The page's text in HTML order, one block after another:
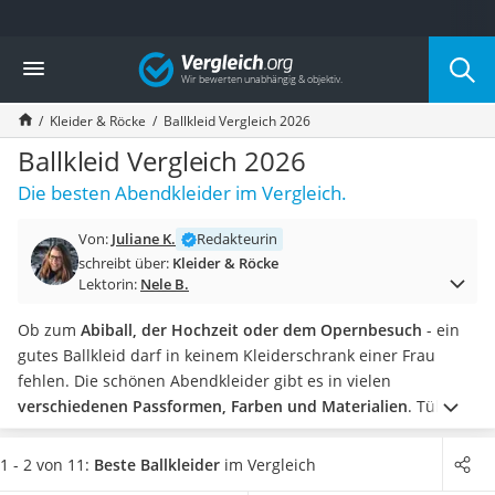
Die beliebtesten Vergleiche nach Kategorie
Mode
Boxershorts
Cellulite-Leggings
Herrensocken
Polarisierte Sonnenbrille
Hausschuhe Herren
Suunto-Uhr
Überzieh-Sonnenbrille
Sneaker Herren
Geldbörse Herren
Knirps-Regenschirm
Periodenunterwäsche
RFID-Schutzkarte
Motorradbrillen
Vergleich
Kleider & Röcke Ballkleid Vergleich 2026
Ballkleid Vergleich 2026
Die besten Abendkleider im Vergleich.
Von: Juliane K.
Redakteurin
schreibt über: Kleider & Röcke
Lektorin: Nele B.
Ob zum Abiball, der Hochzeit oder dem Opernbesuch - ein
gutes Ballkleid darf in keinem Kleiderschrank einer Frau
fehlen. Die schönen Abendkleider gibt es in vielen
verschiedenen Passformen, Farben und Materialien. Tüll ist
besonders robust und formbeständig, Chiffon ist sehr fein
und umschmeichelt Ihre Figur, Polyester hingegen ist
1 - 2 von 11: Beste Ballkleider im Vergleich